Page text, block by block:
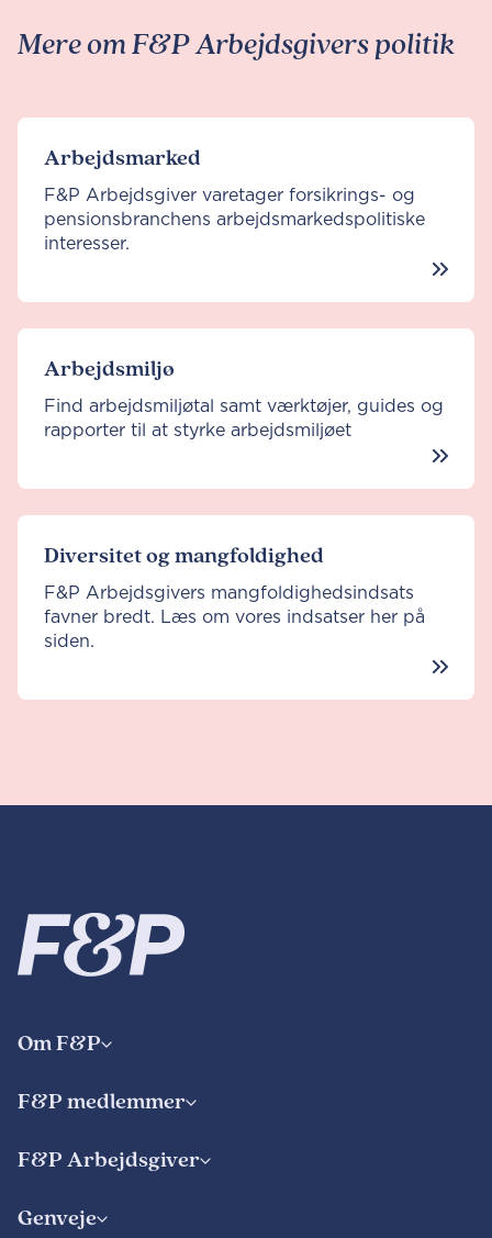
Mere om F&P Arbejdsgivers politik
Arbejdsmarked
F&P Arbejdsgiver varetager forsikrings- og
pensionsbranchens arbejdsmarkedspolitiske
interesser.
Arbejdsmiljø
Find arbejdsmiljøtal samt værktøjer, guides og
rapporter til at styrke arbejdsmiljøet
Diversitet og mangfoldighed
F&P Arbejdsgivers mangfoldighedsindsats
favner bredt. Læs om vores indsatser her på
siden.
Om F&P
F&P medlemmer
F&P Arbejdsgiver
Genveje